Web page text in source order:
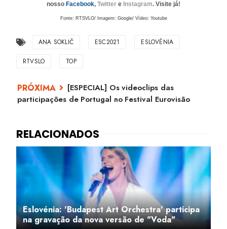
nosso Facebook, Twitter e Instagram. Visite já!
Fonte: RTSVLO/ Imagem: Google/ Vìdeo: Youtube
ANA SOKLIČ ESC2021 ESLOVÉNIA
RTVSLO TOP
[ESPECIAL] Os videoclips das
participações de Portugal no Festival Eurovisão
Eslovénia: 'Budapest Art Orchestra' participa
na gravação da nova versão de "Voda"